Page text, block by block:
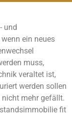
und
ein neues
muss,
veraltet ist,
werden sollen
mehr gefällt.
fit